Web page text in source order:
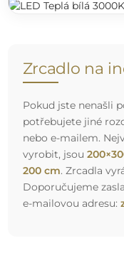
Zrcadlo na
Pokud jste nenašli
potřebujete jiné
nebo e-mailem.
vyrobit, jsou
200 cm. Zrcadla
Doporučujeme
e-mailovou adresu: